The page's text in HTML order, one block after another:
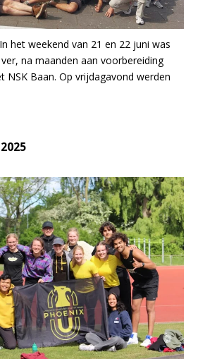
het weekend van 21 en 22 juni was
na maanden aan voorbereiding
NSK Baan. Op vrijdagavond werden